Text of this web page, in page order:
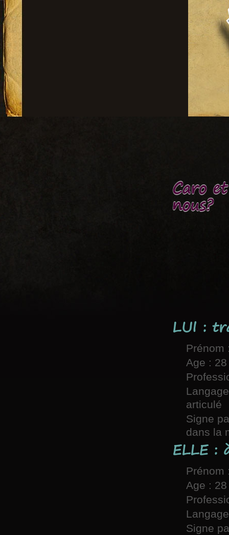
Caro
nous?
LUI :
Prénom
Age :
articulé
Signe
dans la
ELLE :
Prénom
Age :
Signe